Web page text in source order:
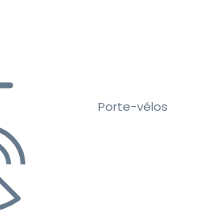
Porte-vélos